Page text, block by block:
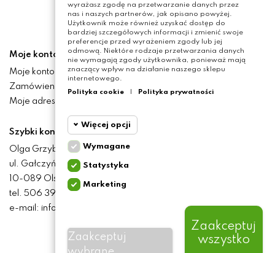
Moje konto
Moje konto
Zamówienia
Moje adresy
Szybki kontakt
Olga Grzyb STILO
ul. Gałczyńskiego 24
10-089 Olsztyn
tel. 506 393 457
e-mail: info@baliclicksoriginal.pl
BALICLICKS ORIGINAL POLSKA© 2021
wyrażasz zgodę na przetwarzanie danych przez
nas i naszych partnerów, jak opisano powyżej.
Użytkownik może również uzyskać dostęp do
bardziej szczegółowych informacji i zmienić swoje
preferencje przed wyrażeniem zgody lub jej
odmową. Niektóre rodzaje przetwarzania danych
nie wymagają zgody użytkownika, ponieważ mają
znaczący wpływ na działanie naszego sklepu
internetowego.
Polityka cookie
Polityka prywatności
Więcej opcji
Wymagane
cookie wymagane do
przeglądania witryny i
korzystania z jej
podstawowych funkcji. Te
Cookie
marketingowe
Wymagane
Statystyka
Marketing
Zaakceptuj
Zaakceptuj
wszystko